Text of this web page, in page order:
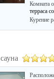
Комната
терраса
Курение
сауна